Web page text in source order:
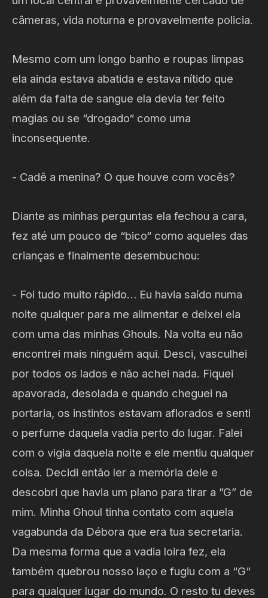
câmeras, vida noturna e provavelmente policia.
Mesmo com um longo banho e roupas limpas
ela ainda estava abatida e estava nítido que
além da falta de sangue ela devia ter feito
magias ou se “drogado“ como uma
inconsequente.
- Cadê a menina? O que houve com vocês?
Diante as minhas perguntas ela fechou a cara,
fez até um pouco de “bico“ como aqueles das
crianças e finalmente desembuchou:
- Foi tudo muito rápido… Eu havia saído numa
noite qualquer para me alimentar e deixei ela
com uma das minhas Ghouls. Na volta eu não
encontrei mais ninguém aqui. Desci, vasculhei
por todos os lados e não achei nada. Fiquei
apavorada, desolada e quando cheguei na
portaria, os instintos estavam aflorados e senti
o perfume daquela vadia perto do lugar. Falei
com o vigia daquela noite e ele mentiu qualquer
coisa. Decidi então ler a memória dele e
descobri que havia um plano para tirar a ”G” de
mim. Minha Ghoul tinha contato com aquela
vagabunda da Débora que era tua secretaria.
Da mesma forma que a vadia loira fez, ela
também quebrou nosso laço e fugiu com a “G“
para qualquer lugar do mundo. O resto tu deves